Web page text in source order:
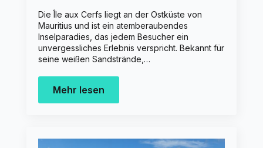
Die Île aux Cerfs liegt an der Ostküste von
Mauritius und ist ein atemberaubendes
Inselparadies, das jedem Besucher ein
unvergessliches Erlebnis verspricht. Bekannt für
seine weißen Sandstrände,…
Mehr lesen